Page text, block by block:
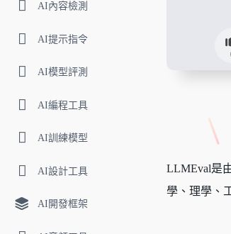
AI內容檢測
AI提示指令
AI模型評測
AI編程工具
AI訓練模型
AI設計工具
AI開發框架
LLMEval是
學、理學、